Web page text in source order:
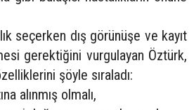
seçerken dış görünüşe ve kayıt
gerektiğini vurgulayan Öztürk,
şöyle sıraladı:
alınmış olmalı,